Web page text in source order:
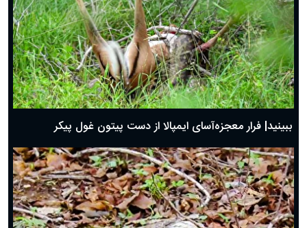
ببینید| فرار معجزه‌آسای ایمپالا از دست پیتون غول پیکر